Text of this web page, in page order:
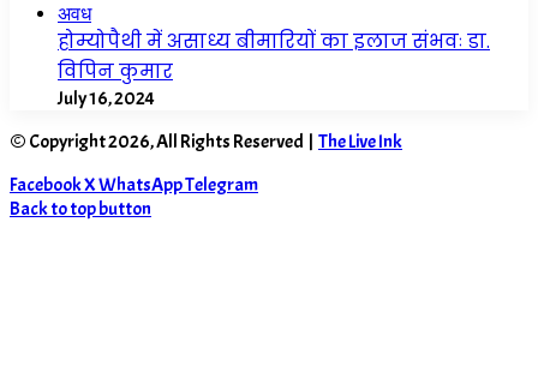
अवध
होम्योपैथी में असाध्य बीमारियों का इलाज संभवः डा.
विपिन कुमार
July 16, 2024
© Copyright 2026, All Rights Reserved | The Live Ink
FacebookXWhatsAppTelegram
Back to top button